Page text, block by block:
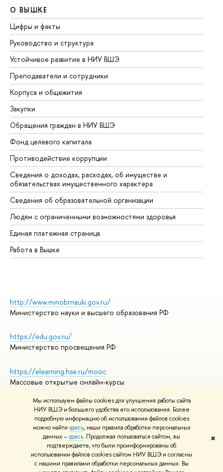
Мы используем файлы cookies для улучшения работы сайта
НИУ ВШЭ и большего удобства его использования. Более
подробную информацию об использовании файлов cookies
можно найти здесь, наши правила обработки персональных
данных –здесь. Продолжая пользоваться сайтом, вы
подтверждаете, что были проинформированы об
использовании файлов cookies сайтом НИУ ВШЭ и согласны
с нашими правилами обработки персональных данных. Вы
✖
О ВЫШКЕ
Цифры и факты
Руководство и структура
Устойчивое развитие в НИУ ВШЭ
Преподаватели и сотрудники
Корпуса и общежития
Закупки
Обращения граждан в НИУ ВШЭ
Фонд целевого капитала
Противодействие коррупции
Сведения о доходах, расходах, об имуществе и
обязательствах имущественного характера
Сведения об образовательной организации
Людям с ограниченными возможностями здоровья
Единая платежная страница
Работа в Вышке
http://www.minobrnauki.gov.ru/
Министерство науки и высшего образования РФ
https://edu.gov.ru/
Министерство просвещения РФ
https://elearning.hse.ru/mooc
Массовые открытые онлайн-курсы
© НИУ ВШЭ 1993–2026
Адреса и контакты
Условия использования материалов
Политика конфиденциальности
Правила применения рекомендательных технологий в НИУ ВШЭ